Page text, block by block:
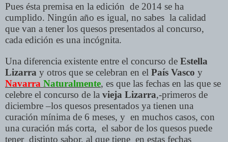
Pues ésta premisa en la edición de 2014 se ha
cumplido. Ningún año es igual, no sabes la calidad
que van a tener los quesos presentados al concurso,
cada edición es una incógnita.
Una diferencia existente entre el concurso de Estella
Lizarra y otros que se celebran en el País Vasco y
Navarra Naturalmente, es que las fechas en las que se
celebre el concurso de la vieja Lizarra,-primeros de
diciembre –los quesos presentados ya tienen una
curación mínima de 6 meses, y en muchos casos, con
una curación más corta, el sabor de los quesos puede
tener distinto sabor, al que tiene en estas fechas